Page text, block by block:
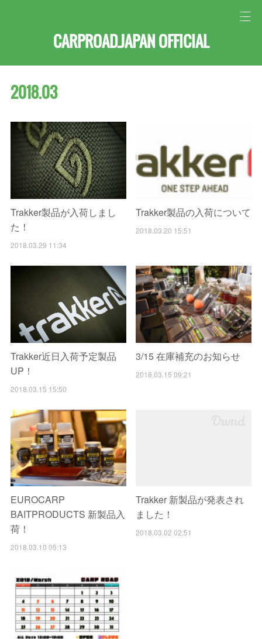
CARPROAD.JAPAN OFFICIAL
2018.03
Trakker製品が入荷しまし
た！
2018.03.29 11:34
Trakker製品の入荷について
2018.03.20 15:51
Trakker近日入荷予定製品
UP！
2018.03.15 15:50
3/15 在庫補充のお知らせ
2018.03.15 09:21
EUROCARP
BAITPRODUCTS 新製品入
荷！
2018.03.10 05:13
Trakker 新製品が発表され
ました！
2018.03.02 02:51